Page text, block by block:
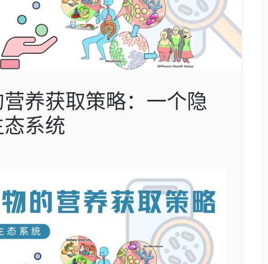
养获取策略：一个隐
系统